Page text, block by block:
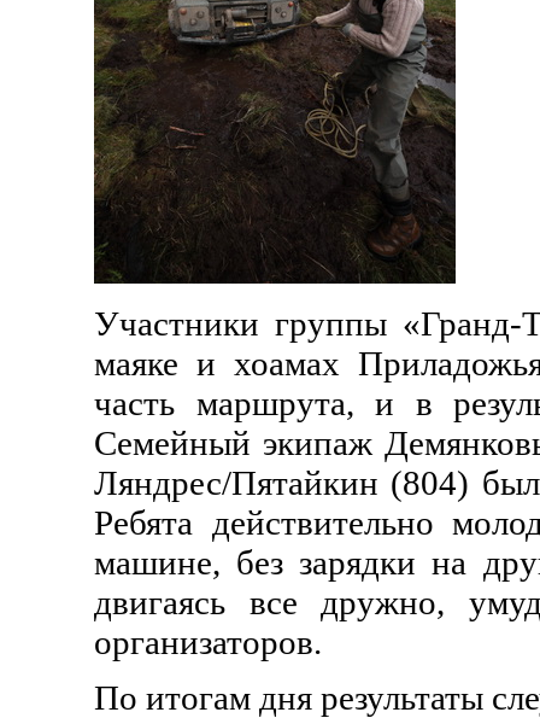
Участники группы «Гранд-
маяке и хоамах
часть маршрута, и в
Семейный экипаж
Ляндрес/Пятайкин (804)
Ребята действительно
машине, без зарядки на
двигаясь все дружно,
организаторов.
По итогам дня результаты